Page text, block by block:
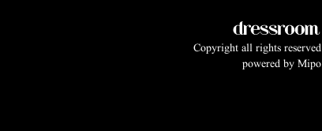
Copyright all rights reserved
powered by Mipo